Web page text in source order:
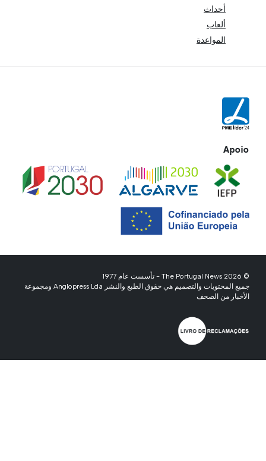
أحداث
ألعاب
المواعدة
Apoio
© 2026 The Portugal News - تأسست عام 1977
جميع المحتويات والتصميم هي حقوق الطبع والنشر Anglopress Lda ومجموعة
الأخبار من الصحف